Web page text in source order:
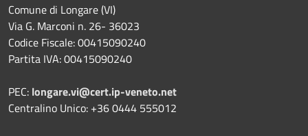
Comune di Longare (VI)
Via G. Marconi n. 26- 36023
Codice Fiscale: 00415090240
Partita IVA: 00415090240
PEC: longare.vi@cert.ip-veneto.net
Centralino Unico: +36 0444 555012